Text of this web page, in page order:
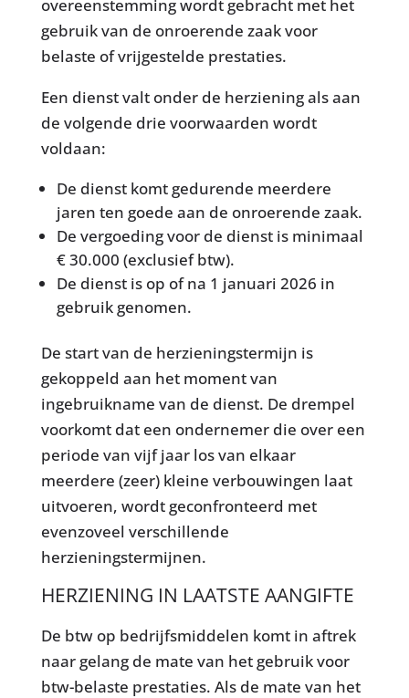
overeenstemming wordt gebracht met het
gebruik van de onroerende zaak voor
belaste of vrijgestelde prestaties.
Een dienst valt onder de herziening als aan
de volgende drie voorwaarden wordt
voldaan:
De dienst komt gedurende meerdere
jaren ten goede aan de onroerende zaak.
De vergoeding voor de dienst is minimaal
€ 30.000 (exclusief btw).
De dienst is op of na 1 januari 2026 in
gebruik genomen.
De start van de herzieningstermijn is
gekoppeld aan het moment van
ingebruikname van de dienst. De drempel
voorkomt dat een ondernemer die over een
periode van vijf jaar los van elkaar
meerdere (zeer) kleine verbouwingen laat
uitvoeren, wordt geconfronteerd met
evenzoveel verschillende
herzieningstermijnen.
HERZIENING IN LAATSTE AANGIFTE
De btw op bedrijfsmiddelen komt in aftrek
naar gelang de mate van het gebruik voor
btw-belaste prestaties. Als de mate van het